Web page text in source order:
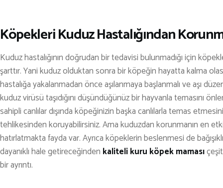
Köpekleri Kuduz Hastalığından
Kuduz hastalığının doğrudan bir tedavisi bulunmadığı için
şarttır. Yani kuduz olduktan sonra bir köpeğin hayatta kalma
hastalığa yakalanmadan önce aşılanmaya başlanmalı ve aşı
kuduz virüsü taşıdığını düşündüğünüz bir hayvanla temasını
sahipli canlılar dışında köpeğinizin başka canlılarla temas
tehlikesinden koruyabilirsiniz. Ama kuduzdan korunmanın en
hatırlatmakta fayda var. Ayrıca köpeklerin beslenmesi de
dayanıklı hale getireceğinden kaliteli kuru köpek maması
bir ayrıntı.